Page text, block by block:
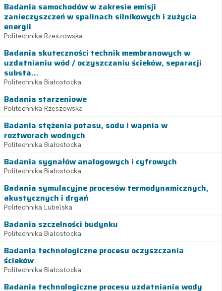
Badania samochodów w zakresie emisji
zanieczyszczeń w spalinach silnikowych i zużycia
energii
Politechnika Rzeszowska
Badania skuteczności technik membranowych w
uzdatnianiu wód / oczyszczaniu ścieków, separacji
substa...
Politechnika Białostocka
Badania starzeniowe
Politechnika Rzeszowska
Badania stężenia potasu, sodu i wapnia w
roztworach wodnych
Politechnika Białostocka
Badania sygnałów analogowych i cyfrowych
Politechnika Białostocka
Badania symulacyjne procesów termodynamicznych,
akustycznych i drgań
Politechnika Lubelska
Badania szczelności budynku
Politechnika Białostocka
Badania technologiczne procesu oczyszczania
ścieków
Politechnika Białostocka
Badania technologiczne procesu uzdatniania wody